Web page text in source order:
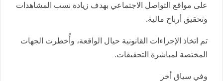
على مواقع التواصل الاجتماعي بهدف زيادة نسب المشاهدات
وتحقيق أرباح مالية.
تم اتخاذ الإجراءات القانونية حيال الواقعة، وأُخطرت الجهات
المختصة لمباشرة التحقيقات.
وفي سياق أخر